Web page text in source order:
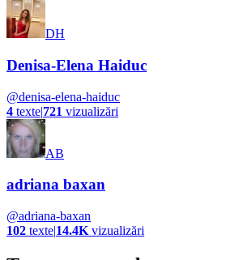
DH
Denisa-Elena Haiduc
@denisa-elena-haiduc
4 texte|721 vizualizări
AB
adriana baxan
@adriana-baxan
102 texte|14.4K vizualizări